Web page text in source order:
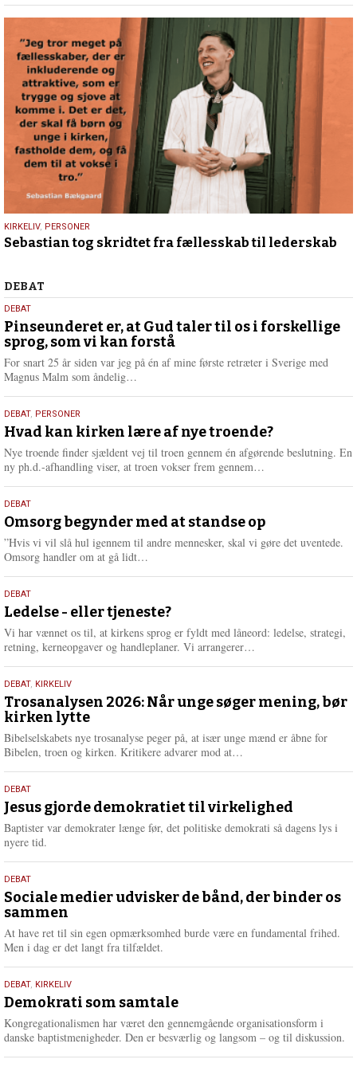
2026
20.
februar
KIRKELIV, PERSONER
Sebastian tog skridtet fra fællesskab til lederskab
Debat
DEBAT
5.
august
2026
DEBAT
Pinseunderet er, at Gud taler til os i forskellige
sprog, som vi kan forstå
For snart 25 år siden var jeg på én af mine første retræter i Sverige med
Magnus Malm som åndelig…
e
r
e
25.
juli
2026
DEBAT, PERSONER
Hvad kan kirken lære af nye troende?
Nye troende finder sjældent vej til troen gennem én afgørende beslutning. En
ny ph.d.-afhandling viser, at troen vokser frem gennem…
e
r
e
9.
juli
2026
DEBAT
Omsorg begynder med at standse op
”Hvis vi vil slå hul igennem til andre mennesker, skal vi gøre det uventede.
Omsorg handler om at gå lidt…
e
r
e
10.
juni
2026
DEBAT
Ledelse - eller tjeneste?
Vi har vænnet os til, at kirkens sprog er fyldt med låneord: ledelse, strategi,
retning, kerneopgaver og handleplaner. Vi arrangerer…
e
2.
juni
2026
DEBAT, KIRKELIV
Trosanalysen 2026: Når unge søger mening, bør
kirken lytte
Bibelselskabets nye trosanalyse peger på, at især unge mænd er åbne for
Bibelen, troen og kirken. Kritikere advarer mod at…
e
r
e
18.
maj
2026
DEBAT
Jesus gjorde demokratiet til virkelighed
Baptister var demokrater længe før, det politiske demokrati så dagens lys i
nyere tid.
18.
maj
2026
DEBAT
Sociale medier udvisker de bånd, der binder os
sammen
At have ret til sin egen opmærksomhed burde være en fundamental frihed.
Men i dag er det langt fra tilfældet.
18.
maj
2026
DEBAT, KIRKELIV
Demokrati som samtale
Kongregationalismen har været den gennemgående organisationsform i
danske baptistmenigheder. Den er besværlig og langsom – og til diskussion.